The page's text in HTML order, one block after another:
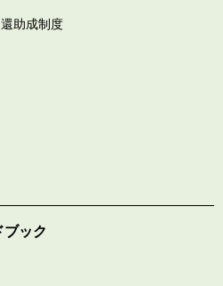
助成制度
ック